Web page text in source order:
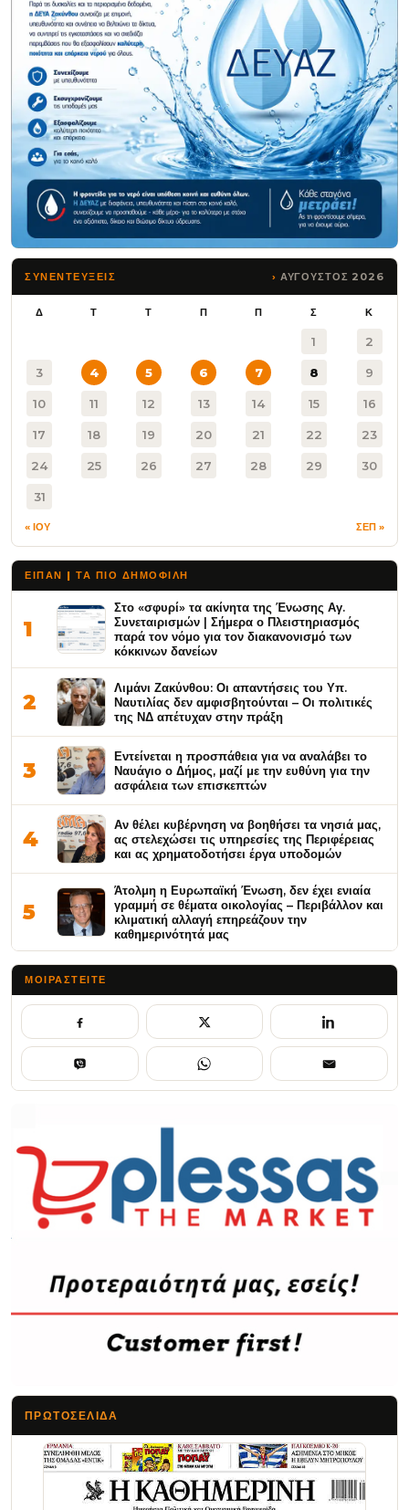
ΣΥΝΕΝΤΕΥΞΕΙΣ ΑΥΓΟΥΣΤΟΣ 2026
Δ Τ Τ Π Π Σ Κ
1 2
3 4 5 6 7 8 9
10 11 12 13 14 15 16
17 18 19 20 21 22 23
24 25 26 27 28 29 30
31
« ΙΟΥ ΣΕΠ »
ΕΙΠΑΝ | ΤΑ ΠΙΟ ΔΗΜΟΦΙΛΉ
1
Στο «σφυρί» τα ακίνητα της Ένωσης Αγ.
Συνεταιρισμών | Σήμερα ο Πλειστηριασμός
παρά τον νόμο για τον διακανονισμό των
κόκκινων δανείων
2
Λιμάνι Ζακύνθου: Οι απαντήσεις του Υπ.
Ναυτιλίας δεν αμφισβητούνται – Οι πολιτικές
της ΝΔ απέτυχαν στην πράξη
3
Εντείνεται η προσπάθεια για να αναλάβει το
Ναυάγιο ο Δήμος, μαζί με την ευθύνη για την
ασφάλεια των επισκεπτών
4
Αν θέλει κυβέρνηση να βοηθήσει τα νησιά μας,
ας στελεχώσει τις υπηρεσίες της Περιφέρειας
και ας χρηματοδοτήσει έργα υποδομών
5
Άτολμη η Ευρωπαϊκή Ένωση, δεν έχει ενιαία
γραμμή σε θέματα οικολογίας – Περιβάλλον και
κλιματική αλλαγή επηρεάζουν την
καθημερινότητά μας
ΜΟΙΡΑΣΤΕΊΤΕ
ΠΡΩΤΟΣΈΛΙΔΑ